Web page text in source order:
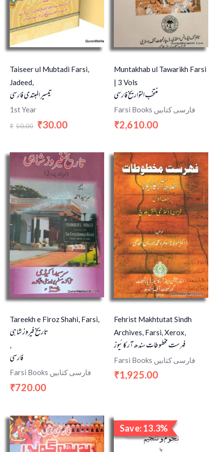
Taiseer ul Mubtadi Farsi,
Jadeed,
تیسیر المبتدی فارسی
1st Year
₹ 50.00 ₹30.00
Muntakhab ul Tawarikh Farsi
| 3 Vols
منتخب التواریخ فارسی
Farsi Books فارسی کتابیں
₹2,610.00
Tareekh e Firoz Shahi, Farsi,
تاریخ فیروز شاہی
,
فارسی
Farsi Books فارسی کتابیں
₹720.00
Fehrist Makhtutat Sindh
Archives, Farsi, Xerox,
فہرست مخطوطات سندھ آرکائیوز
Farsi Books فارسی کتابیں
₹1,925.00
Save: 13.3%
Sale!
Original
price
was:
₹750.00.